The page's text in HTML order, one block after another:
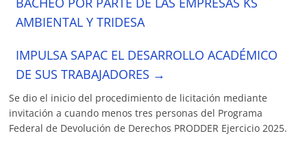
AMBIENTAL Y TRIDESA
IMPULSA SAPAC EL DESARROLLO ACADÉMICO
DE SUS TRABAJADORES →
Se dio el inicio del procedimiento de licitación mediante
invitación a cuando menos tres personas del Programa
Federal de Devolución de Derechos PRODDER Ejercicio 2025.